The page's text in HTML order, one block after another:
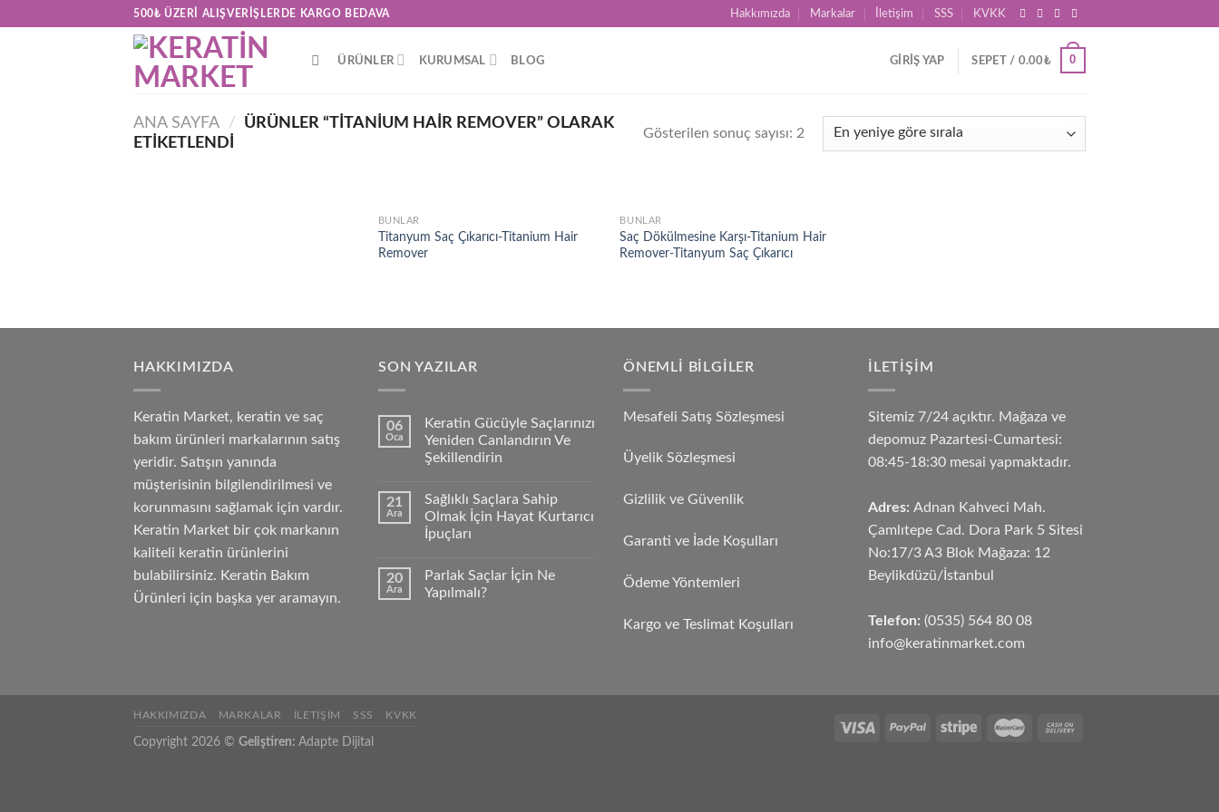
500₺ ÜZERI ALIŞVERIŞLERDE KARGO BEDAVA Hakkımızda Markalar İletişim SSS KVKK
ÜRÜNLER KURUMSAL BLOG GIRIŞ YAP SEPET / 0.00₺ 0
ANA SAYFA / ÜRÜNLER “TITANIUM HAIR REMOVER” OLARAK
ETIKETLENDI
Gösterilen sonuç sayısı: 2
Add to
BUNLAR
Titanyum Saç Çıkarıcı-Titanium Hair
Remover
Add to
BUNLAR
Saç Dökülmesine Karşı-Titanium Hair
Remover-Titanyum Saç Çıkarıcı
HAKKIMIZDA
Keratin Market, keratin ve saç
bakım ürünleri markalarının satış
yeridir. Satışın yanında
müşterisinin bilgilendirilmesi ve
korunmasını sağlamak için vardır.
Keratin Market bir çok markanın
kaliteli keratin ürünlerini
bulabilirsiniz. Keratin Bakım
Ürünleri için başka yer aramayın.
SON YAZILAR
06
Oca
Keratin Gücüyle Saçlarınızı
Yeniden Canlandırın Ve
Şekillendirin
21
Ara
Sağlıklı Saçlara Sahip
Olmak İçin Hayat Kurtarıcı
İpuçları
20
Ara
Parlak Saçlar İçin Ne
Yapılmalı?
ÖNEMLI BILGILER
Mesafeli Satış Sözleşmesi
Üyelik Sözleşmesi
Gizlilik ve Güvenlik
Garanti ve İade Koşulları
Ödeme Yöntemleri
Kargo ve Teslimat Koşulları
İLETIŞIM
Sitemiz 7/24 açıktır. Mağaza ve
depomuz Pazartesi-Cumartesi:
08:45-18:30 mesai yapmaktadır.
Adres: Adnan Kahveci Mah.
Çamlıtepe Cad. Dora Park 5 Sitesi
No:17/3 A3 Blok Mağaza: 12
Beylikdüzü/İstanbul
Telefon: (0535) 564 80 08
info@keratinmarket.com
HAKKIMIZDA MARKALAR İLETIŞIM SSS KVKK
Copyright 2026 © Geliştiren: Adapte Dijital